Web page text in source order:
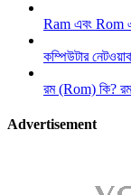
Ram এবং Rom
কম্পিউটার
রম (Rom) কি?
Advertisement